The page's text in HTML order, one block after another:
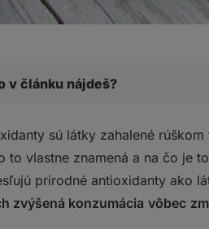
v článku nájdeš?
kyslíka: bez neho to nejde,
telo má vlastnú
antioxidanty v strave význam?
si z toho odniesť?
sú látky zahalené
to vlastne znamená a na čo je
prírodné antioxidanty ako
zvýšená konzumácia vôbec